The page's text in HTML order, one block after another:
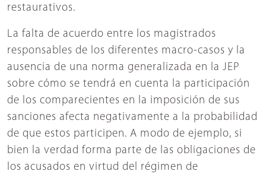
restaurativos.
La falta de acuerdo entre los magistrados
responsables de los diferentes macro-casos y la
ausencia de una norma generalizada en la JEP
sobre cómo se tendrá en cuenta la participación
de los comparecientes en la imposición de sus
sanciones afecta negativamente a la probabilidad
de que estos participen. A modo de ejemplo, si
bien la verdad forma parte de las obligaciones de
los acusados en virtud del régimen de